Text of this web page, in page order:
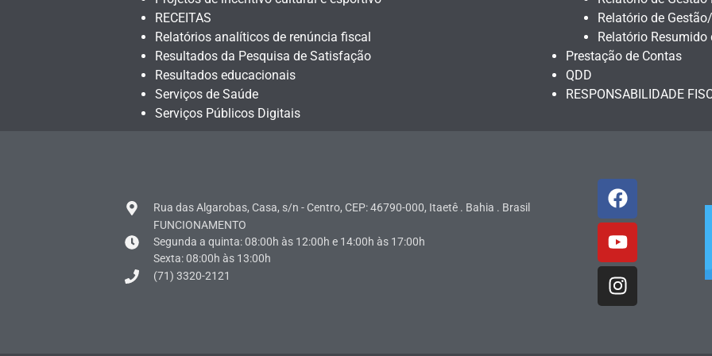
RECEITAS
Relatórios analíticos de renúncia fiscal
Resultados da Pesquisa de Satisfação
Resultados educacionais
Serviços de Saúde
Serviços Públicos Digitais
Relatório de
Relatório Resumido
Prestação de Contas
QDD
RESPONSABILIDADE
Rua das Algarobas, Casa, s/n - Centro, CEP: 46790-000, Itaetê . Bahia . Brasil
FUNCIONAMENTO
Segunda a quinta: 08:00h às 12:00h e 14:00h às 17:00h
Sexta: 08:00h às 13:00h
(71) 3320-2121